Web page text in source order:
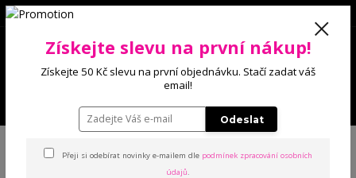
0 Kč
Získejte slevu na první nákup!
Získejte 50 Kč slevu na první objednávku. Stačí zadat váš
email!
Odeslat
Přeji si odebírat novinky e-mailem dle podmínek zpracování osobních
údajů.